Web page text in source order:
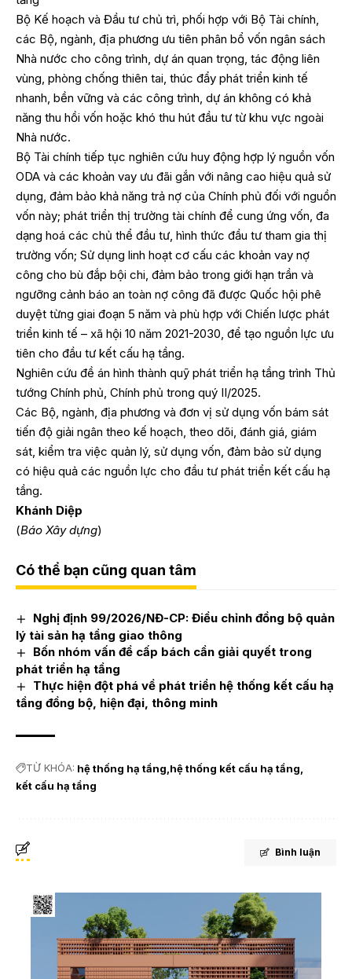
Bộ Kế hoạch và Đầu tư chủ trì, phối hợp với Bộ Tài chính,
các Bộ, ngành, địa phương ưu tiên phân bổ vốn ngân sách
Nhà nước cho công trình, dự án quan trọng, tác động liên
vùng, phòng chống thiên tai, thúc đẩy phát triển kinh tế
nhanh, bền vững và các công trình, dự án không có khả
năng thu hồi vốn hoặc khó thu hút đầu tư từ khu vực ngoài
Nhà nước.
Bộ Tài chính tiếp tục nghiên cứu huy động hợp lý nguồn vốn
ODA và các khoản vay ưu đãi gắn với nâng cao hiệu quả sử
dụng, đảm bảo khả năng trả nợ của Chính phủ đối với nguồn
vốn này; phát triển thị trường tài chính để cung ứng vốn, đa
dạng hoá các chủ thể đầu tư, hình thức đầu tư tham gia thị
trường vốn; Sử dụng linh hoạt cơ cấu các khoản vay nợ
công cho bù đắp bội chi, đảm bảo trong giới hạn trần và
ngưỡng cảnh báo an toàn nợ công đã được Quốc hội phê
duyệt từng giai đoạn 5 năm và phù hợp với Chiến lược phát
triển kinh tế – xã hội 10 năm 2021-2030, để tạo nguồn lực ưu
tiên cho đầu tư kết cấu hạ tầng.
Nghiên cứu đề án hình thành quỹ phát triển hạ tầng trình Thủ
tướng Chính phủ, Chính phủ trong quý II/2025.
Các Bộ, ngành, địa phương và đơn vị sử dụng vốn bám sát
tiến độ giải ngân theo kế hoạch, theo dõi, đánh giá, giám
sát, kiểm tra việc quản lý, sử dụng vốn, đảm bảo sử dụng
có hiệu quả các nguồn lực cho đầu tư phát triển kết cấu hạ
tầng.
Khánh Diệp
(Báo Xây dựng)
Có thể bạn cũng quan tâm
Nghị định 99/2026/NĐ-CP: Điều chỉnh đồng bộ quản
lý tài sản hạ tầng giao thông
Bốn nhóm vấn đề cấp bách cần giải quyết trong
phát triển hạ tầng
Thực hiện đột phá về phát triển hệ thống kết cấu hạ
tầng đồng bộ, hiện đại, thông minh
TỪ KHÓA: hệ thống hạ tầng hệ thống kết cấu hạ tầng
kết cấu hạ tầng
Bình luận